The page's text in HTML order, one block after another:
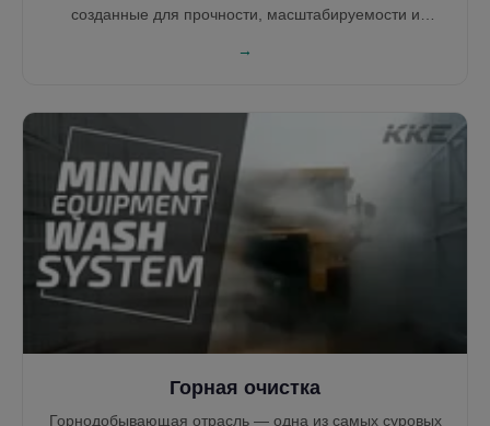
созданные для прочности, масштабируемости и
технологии в зависимости от типа транспорта. Наши
решения помогают мыть умнее, сокращать время
ожидания и сокращать расходы автопарка.
→
Горная очистка
Горнодобывающая отрасль — одна из самых суровых